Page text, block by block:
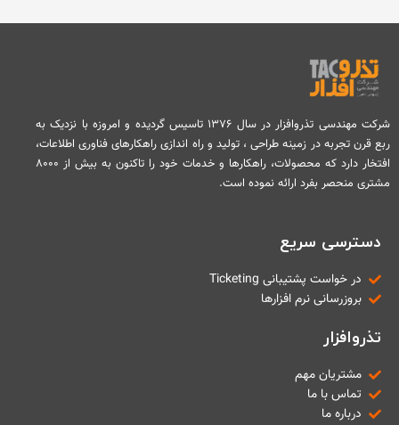
شرکت مهندسی تذروافزار در سال ۱۳۷۶ تاسیس گردیده و امروزه با نزدیک به
ربع قرن تجربه در زمینه طراحی ، تولید و راه اندازی راهکارهای فناوری اطلاعات،
افتخار دارد که محصولات، راهکارها و خدمات خود را تاکنون به بیش از ۸۰۰۰
مشتری منحصر بفرد ارائه نموده است.
دسترسی سریع
در خواست پشتیبانی Ticketing
بروزرسانی نرم افزارها
تذروافزار
مشتریان مهم
تماس با ما
درباره ما